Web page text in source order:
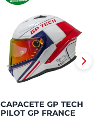
CAPACETE GP TECH
PILOT GP FRANCE